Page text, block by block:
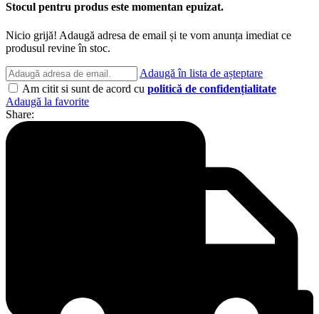
Stocul pentru produs este momentan epuizat.
Nicio grijă! Adaugă adresa de email și te vom anunța imediat ce
produsul revine în stoc.
Adaugă în lista de așteptare
Am citit si sunt de acord cu politică de confidențialitate
Adaugă la favorite
Share: